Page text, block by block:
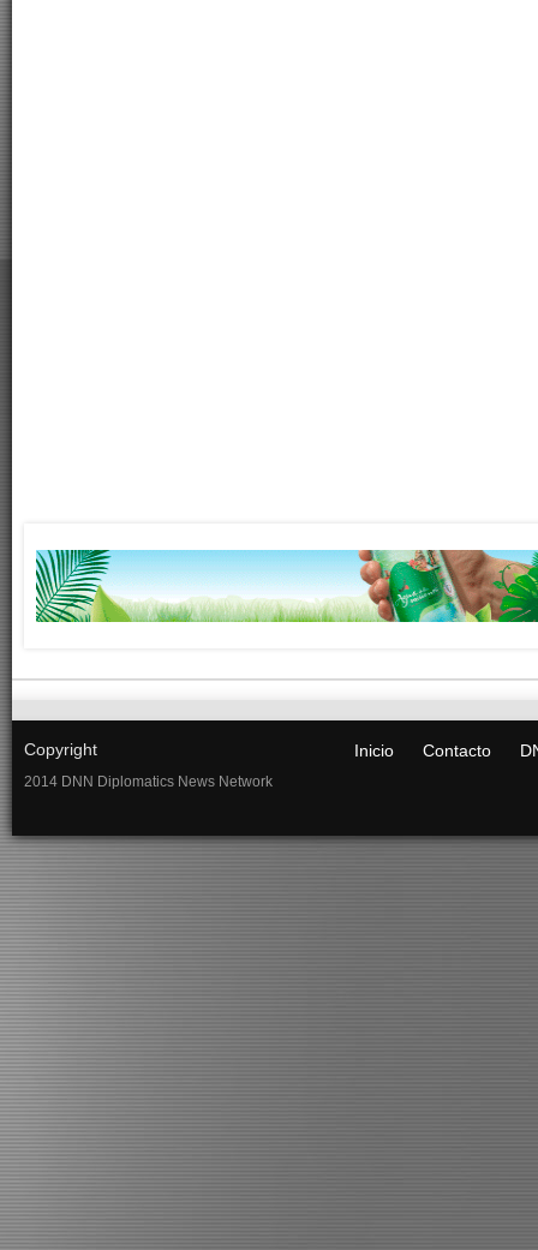
Copyright
2014 DNN Diplomatics News Network
Inicio Contacto